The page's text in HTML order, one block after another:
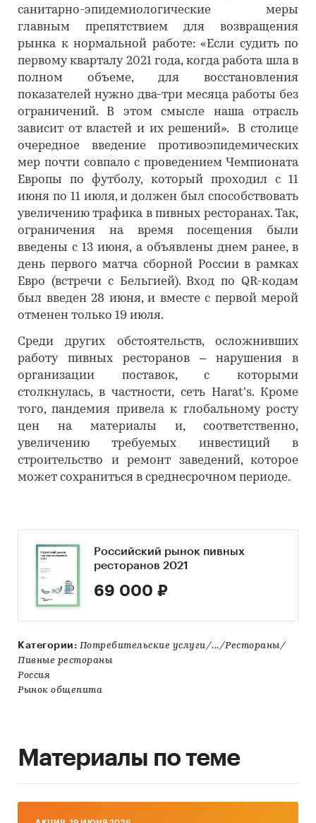
санитарно-эпидемиологические меры
главным препятствием для возвращения
рынка к нормальной работе: «Если судить по
первому кварталу 2021 года, когда работа шла в
полном объеме, для восстановления
показателей нужно два-три месяца работы без
ограничений. В этом смысле наша отрасль
зависит от властей и их решений». В столице
очередное введение противоэпидемических
мер почти совпало с проведением Чемпионата
Европы по футболу, который проходил с 11
июня по 11 июля, и должен был способствовать
увеличению трафика в пивных ресторанах. Так,
ограничения на время посещения были
введены с 13 июня, а объявлены днем ранее, в
день первого матча сборной России в рамках
Евро (встречи с Бельгией). Вход по QR-кодам
был введен 28 июня, и вместе с первой мерой
отменен только 19 июля.
Среди других обстоятельств, осложнивших
работу пивных ресторанов – нарушения в
организации поставок, с которыми
столкнулась, в частности, сеть Harat’s. Кроме
того, пандемия привела к глобальному росту
цен на материалы и, соответственно,
увеличению требуемых инвестиций в
строительство и ремонт заведений, которое
может сохраниться в среднесрочном периоде.
Российский рынок пивных
ресторанов 2021
69 000 ₽
Категории: Потребительские услуги/.../Рестораны/
Пивные рестораны
Россия
Рынок общепита
Материалы по теме